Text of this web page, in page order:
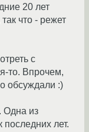
20 лет
что - режет
с
то. Впрочем,
обсуждали :)
Одна из
лет.